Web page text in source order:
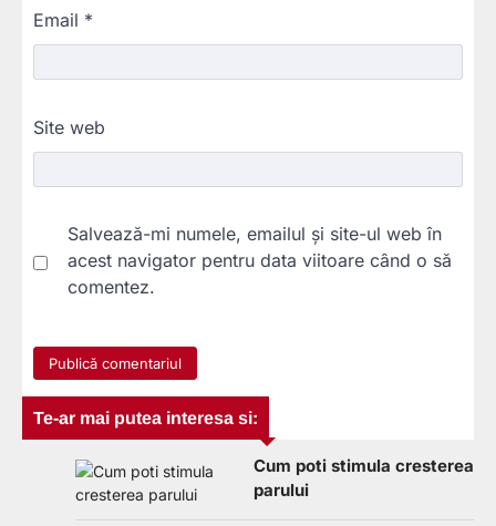
Email *
Site web
Salvează-mi numele, emailul și site-ul web în
acest navigator pentru data viitoare când o să
comentez.
Te-ar mai putea interesa si:
Cum poti stimula cresterea
parului